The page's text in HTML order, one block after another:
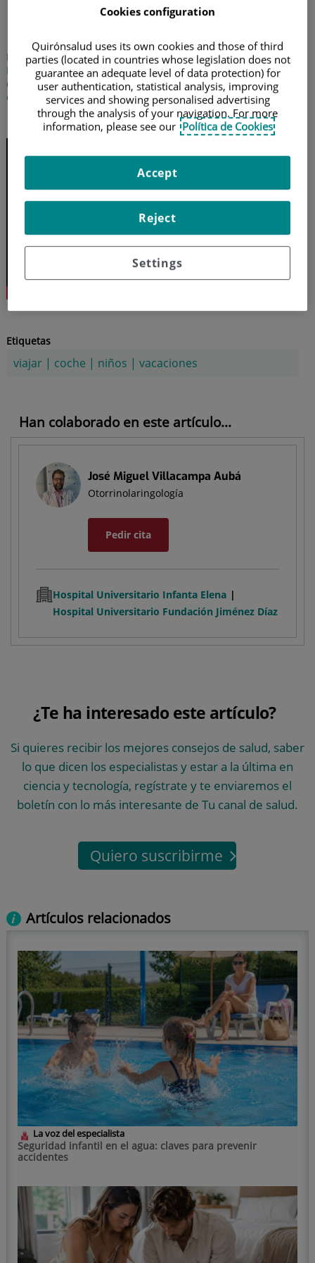
El doctor José Miguel Villacampa, otorrinolaringólogo del
Hospital Universitario Fundación Jiménez Díaz, nos ofrece
consejos muy prácticos para evitar los mareos en el coche y nos
explica por qué son tan frecuentes en los niños
22 de julio de 2024
Etiquetas
viajar| coche | niños | vacaciones
Han colaborado en este artículo...
José Miguel Villacampa Aubá
Otorrinolaringología
Pedir cita
Hospital Universitario Infanta Elena
Hospital Universitario Fundación Jiménez Díaz
¿Te ha interesado este artículo?
Si quieres recibir los mejores consejos de salud, saber
lo que dicen los especialistas y estar a la última en
ciencia y tecnología, regístrate y te enviaremos el
boletín con lo más interesante de Tu canal de salud.
Quiero suscribirme
Artículos relacionados
La voz del especialista
Seguridad infantil en el agua: claves para prevenir
accidentes
Cookies configuration
Quirónsalud uses its own cookies and those of third
parties (located in countries whose legislation does not
guarantee an adequate level of data protection) for
user authentication, statistical analysis, improving
services and showing personalised advertising
through the analysis of your navigation. For more
information, please see our Política de Cookies
Settings
Reject
Accept